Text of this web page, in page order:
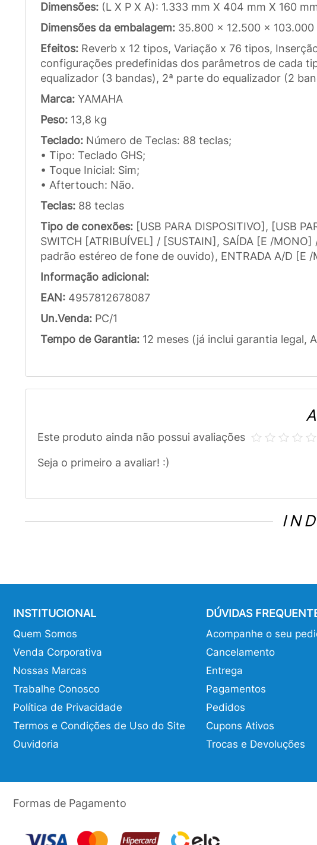
Dimensões: (L X P X A): 1.333 mm X 404 mm X 160
Dimensões da embalagem: 35.800 x 12.500 x 103.000
Efeitos: Reverb x 12 tipos, Variação x 76 tipos,
configurações predefinidas dos parâmetros de cada
equalizador (3 bandas), 2ª parte do equalizador (2
Marca: YAMAHA
Peso: 13,8 kg
Teclado: Número de Teclas: 88 teclas;
• Tipo: Teclado GHS;
• Toque Inicial: Sim;
• Aftertouch: Não.
Teclas: 88 teclas
Tipo de conexões: [USB PARA DISPOSITIVO], [USB
SWITCH [ATRIBUÍVEL] / [SUSTAIN], SAÍDA [E /
padrão estéreo de fone de ouvido), ENTRADA A/D
Informação adicional:
EAN: 4957812678087
Un.Venda: PC/1
Tempo de Garantia: 12 meses (já inclui garantia legal,
Este produto ainda não possui avaliações
Seja o primeiro a avaliar! :)
INSTITUCIONAL
Quem Somos
Venda Corporativa
Nossas Marcas
Trabalhe Conosco
Política de Privacidade
Termos e Condições de Uso do Site
Ouvidoria
DÚVIDAS
Acompanhe o seu
Cancelamento
Entrega
Pagamentos
Pedidos
Cupons Ativos
Trocas e Devoluções
Formas de Pagamento